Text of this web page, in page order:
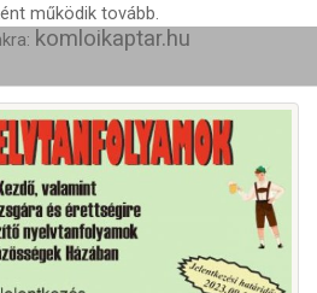
működik tovább.
komloikaptar.hu